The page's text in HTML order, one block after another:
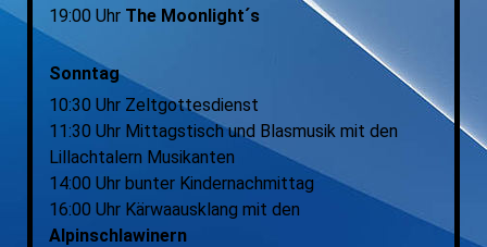
19:00 Uhr The Moonlight´s
Sonntag
10:30 Uhr Zeltgottesdienst
11:30 Uhr Mittagstisch und Blasmusik mit den
Lillachtalern Musikanten
14:00 Uhr bunter Kindernachmittag
16:00 Uhr Kärwaausklang mit den
Alpinschlawinern